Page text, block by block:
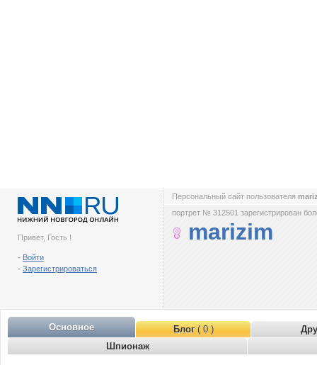
Привет, Гость !
- Войти
- Зарегистрироваться
Персональный сайт пользователя
портрет № 312501 зарегистрирован
marizim
Основное Блог( 0 )
Шпионаж